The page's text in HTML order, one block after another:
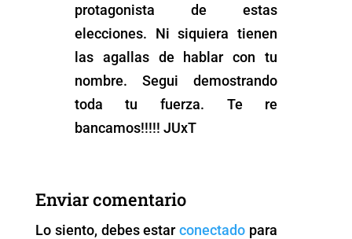
protagonista de estas
elecciones. Ni siquiera tienen
las agallas de hablar con tu
nombre. Segui demostrando
toda tu fuerza. Te re
bancamos!!!!! JUxT
Enviar comentario
Lo siento, debes estarconectado para